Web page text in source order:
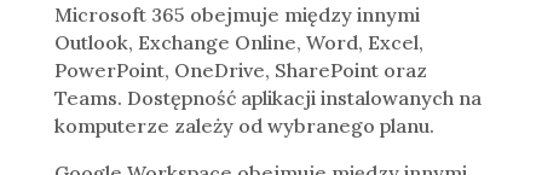
Microsoft 365 obejmuje między innymi
Outlook, Exchange Online, Word, Excel,
PowerPoint, OneDrive, SharePoint oraz
Teams. Dostępność aplikacji instalowanych na
komputerze zależy od wybranego planu.